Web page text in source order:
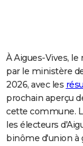
COPAINS D'AVANT
Se connecter
Collèges
Universités
Service militaire
AVIS DE DÉCÈS
Bricolage
Lifestyle
Culture
Sport
Auto
Television
Voyage
Cinema
À Aigues-Vives,
par le ministère
2026, avec les
prochain aperçu
cette commune.
les électeurs
binôme d'union à